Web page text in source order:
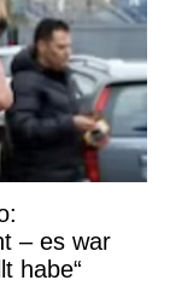
– es war
habe“